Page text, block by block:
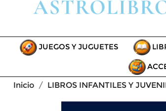
JUEGOS Y JUGUETES
Inicio
LIBROS INFANTILES Y